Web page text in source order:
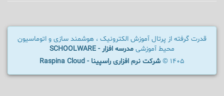
قدرت گرفته از پرتال آموزش الکترونیک ، هوشمند سازی و اتوماسیون
محیط آموزشی مدرسه افزار - SCHOOLWARE
1405 ©
شرکت نرم افزاری راسپینا - Raspina Cloud